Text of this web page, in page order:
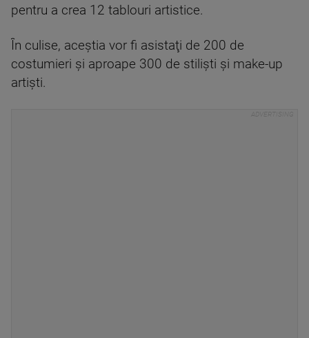
pentru a crea 12 tablouri artistice.
În culise, aceştia vor fi asistaţi de 200 de
costumieri şi aproape 300 de stilişti şi make-up
artişti.